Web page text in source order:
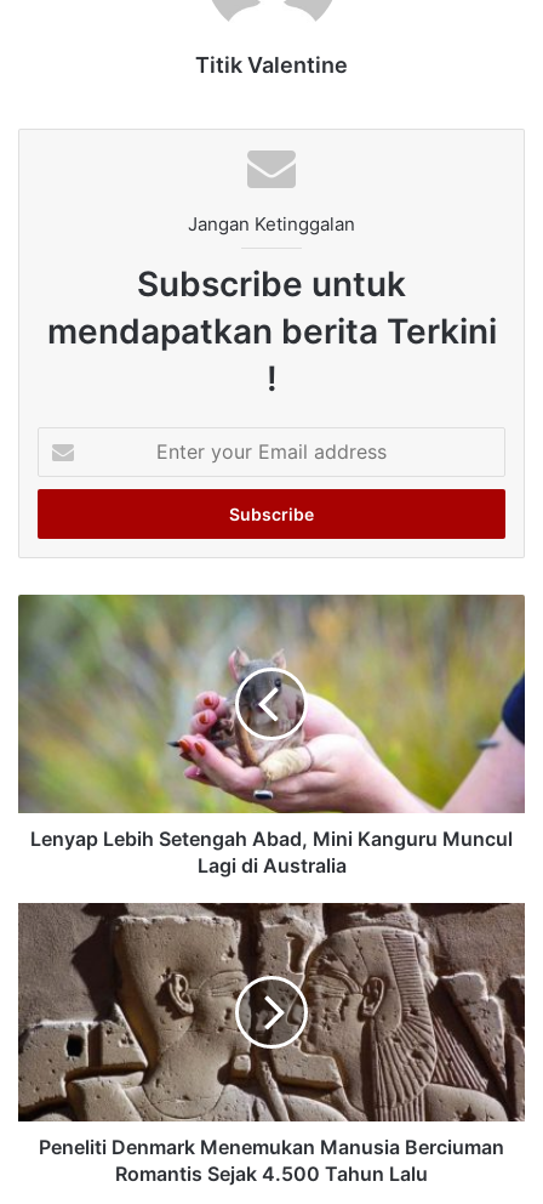
Titik Valentine
Jangan Ketinggalan
Subscribe untuk
mendapatkan berita Terkini
!
your
Email
Lenyap Lebih Setengah Abad, Mini Kanguru Muncul
Lagi di Australia
Peneliti Denmark Menemukan Manusia Berciuman
Romantis Sejak 4.500 Tahun Lalu